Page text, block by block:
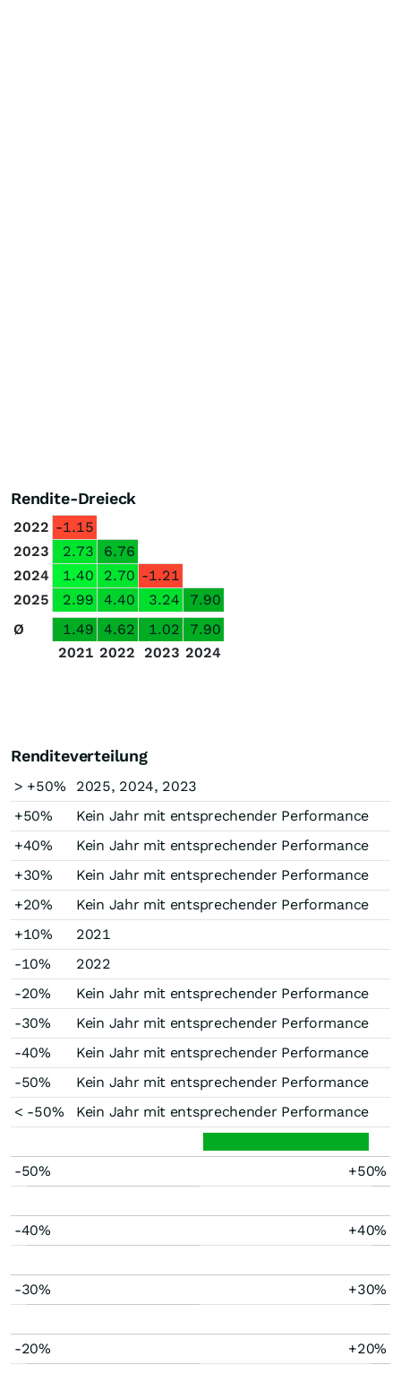
Rendite-Dreieck
2022 -1.15
2023
2.73
6.76
2024
1.40 2.70 -1.21
2025
2.99 4.40 3.24
7.90
Ø
1.49 4.62 1.02
7.90
2021 2022 2023 2024
Renditeverteilung
> +50%
2025, 2024, 2023
+50%
Kein Jahr mit entsprechender Performance
+40%
Kein Jahr mit entsprechender Performance
+30%
Kein Jahr mit entsprechender Performance
+20%
Kein Jahr mit entsprechender Performance
+10%
2021
-10%
2022
-20%
Kein Jahr mit entsprechender Performance
-30%
Kein Jahr mit entsprechender Performance
-40%
Kein Jahr mit entsprechender Performance
-50%
Kein Jahr mit entsprechender Performance
< -50%
Kein Jahr mit entsprechender Performance
-50% +50%
-40% +40%
-30% +30%
-20% +20%